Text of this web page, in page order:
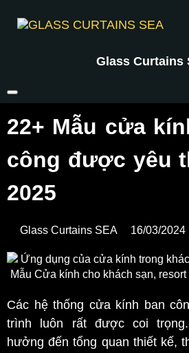
Glass Curtains
22+ Mẫu cửa
công được yêu
2025
Glass Curtains SEA 16/03/2024
Các hệ thống cửa kính ban
trình luôn rất được coi
hưởng đến tổng quan thiết kế,